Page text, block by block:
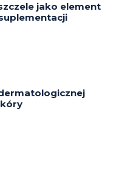
jako element